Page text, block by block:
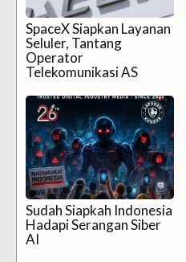
SpaceX Siapkan Layanan
Seluler, Tantang
Operator
Telekomunikasi AS
Sudah Siapkah Indonesia
Hadapi Serangan Siber
AI